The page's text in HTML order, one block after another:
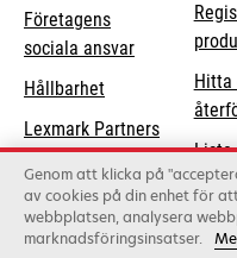
Företagens
sociala ansvaropens
new
Hållbarhet
Lexmark Partners
Hitta
Lista
Lexmark
Genom att klicka på
av cookies på din enhet för
webbplatsen, analysera
marknadsföringsinsatser.